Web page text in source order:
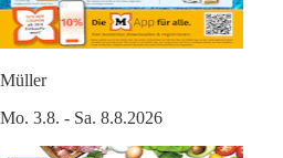
Müller
Mo. 3.8. - Sa. 8.8.2026